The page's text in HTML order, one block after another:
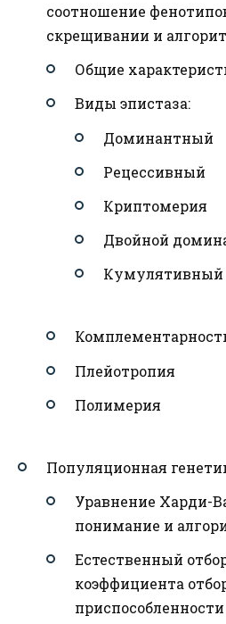
соотношение
скрещивании и
Общие
Виды эпистаза:
Доминантный
Рецессивный
Криптомерия
Двойной
Кумулятивный
Плейотропия
Полимерия
Популяционная
Уравнение Харди-
понимание и
Естественный
коэффициента
приспособленности